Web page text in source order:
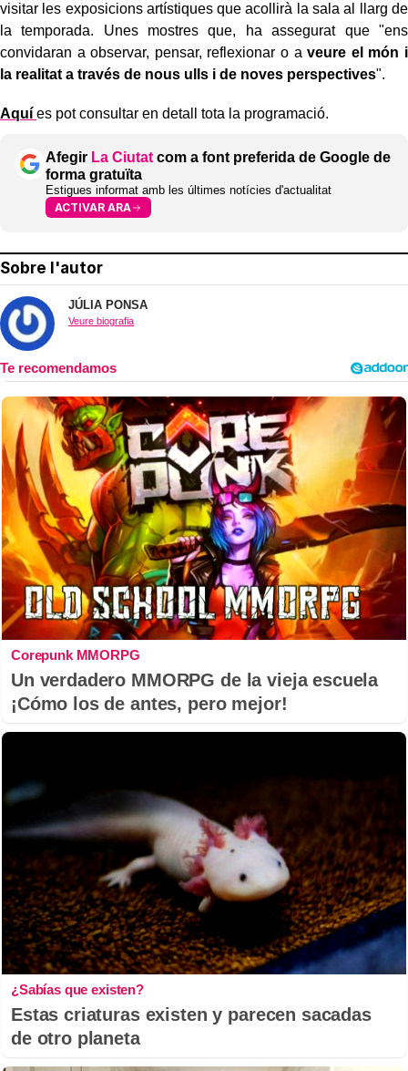
visitar les exposicions artístiques que acollirà la sala al llarg de
la temporada. Unes mostres que, ha assegurat que "ens
convidaran a observar, pensar, reflexionar o aveure el món i
la realitat a través de nous ulls i de noves perspectives".
Aquí es pot consultar en detall tota la programació.
Afegir La Ciutat com a font preferida de Google de
forma gratuïta
Estigues informat amb les últimes notícies d'actualitat
ACTIVAR ARA
Sobre l'autor
JÚLIA PONSA
Veure biografia
Corepunk MMORPG
Un verdadero MMORPG de la vieja escuela
¡Cómo los de antes, pero mejor!
¿Sabías que existen?
Estas criaturas existen y parecen sacadas
de otro planeta